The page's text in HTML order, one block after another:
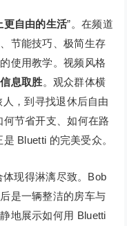
更自由的生活”。在频道
节能技巧、极简生存
使用教学。视频风格
息取胜。观众群体横
，到寻找退休后自由
节省开支、如何在路
Bluetti 的完美受众。
现得淋漓尽致。Bob
是一辆整洁的房车与
地展示如何用 Bluetti